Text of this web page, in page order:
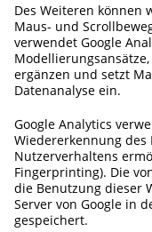
Des Weiteren können
Maus- und
verwendet Google
ergänzen und setzt
Datenanalyse ein.
Google Analytics
Wiedererkennung des
Nutzerverhaltens
Fingerprinting). Die
die Benutzung dieser
Server von Google in
gespeichert.